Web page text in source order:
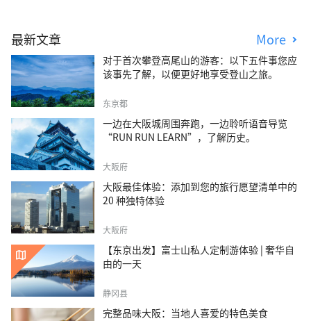
最新文章 More
对于首次攀登高尾山的游客：以下五件事您应
该事先了解，以便更好地享受登山之旅。
东京都
一边在大阪城周围奔跑，一边聆听语音导览
“RUN RUN LEARN”，了解历史。
大阪府
大阪最佳体验：添加到您的旅行愿望清单中的
20 种独特体验
大阪府
【东京出发】富士山私人定制游体验 | 奢华自
由的一天
静冈县
完整品味大阪：当地人喜爱的特色美食